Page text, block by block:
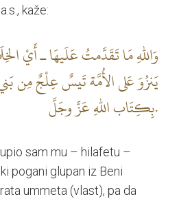
kaže:
وَاللهِ مَا تَقَدَّمتُ عَلَيهَا ـ أَيْ
يَنزُوَ عَلى الأُمَّة تَيسٌ عِلْجٌ مِن
بِكِتَاب اللهِ عَزَّ وجَلَّ.
sam mu – hilafetu –
pogani glupan iz Beni
ummeta (vlast), pa da